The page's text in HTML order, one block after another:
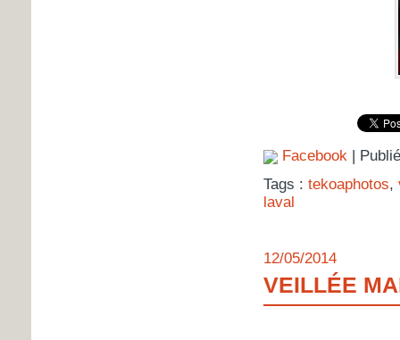
Facebook|
Tags : tekoaphotos,
laval
12/05/2014
VEILLÉE